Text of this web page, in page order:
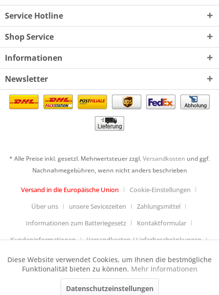
Service Hotline
Shop Service
Informationen
Newsletter
* Alle Preise inkl. gesetzl. Mehrwertsteuer zzgl.Versandkosten und ggf.
Nachnahmegebühren, wenn nicht anders beschrieben
Versand in die Europäische Union
Cookie-Einstellungen
Über uns
unsere Sevicezeiten
Zahlungsmittel
Informationen zum Batteriegesetz
Kontaktformular
Kundeninformationen
Versandkosten / Lieferbeschränkungen
Widerrufsbelehrung & Muster-Widerrufsformular
Datenschutzerklärung
Allgemeine Geschäftsbedingungen
Impressum Cookie-Einstellungen
Funktionale Aktiv
Diese Website verwendet Cookies, um Ihnen die bestmögliche
Funktionalität bieten zu können. Mehr Informationen
Datenschutzeinstellungen